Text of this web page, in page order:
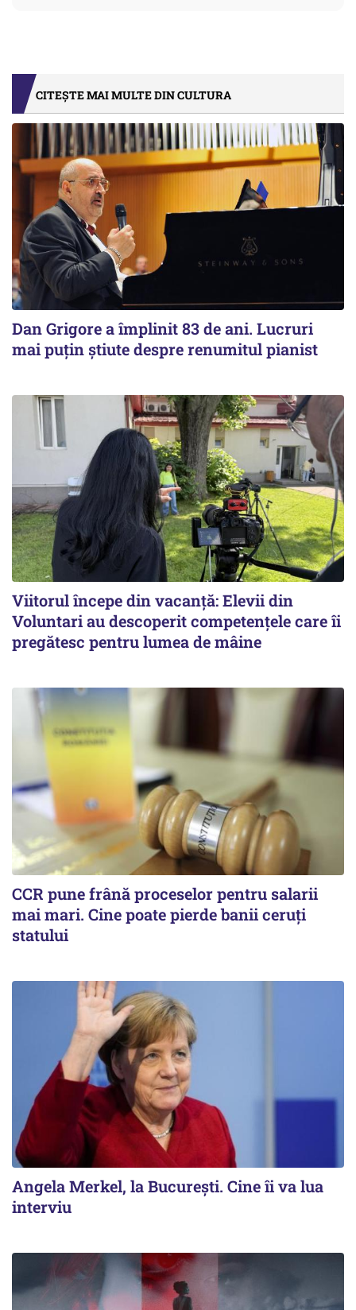
CITEȘTE MAI MULTE DIN CULTURA
Dan Grigore a împlinit 83 de ani. Lucruri
mai puțin știute despre renumitul pianist
Viitorul începe din vacanță: Elevii din
Voluntari au descoperit competențele care îi
pregătesc pentru lumea de mâine
CCR pune frână proceselor pentru salarii
mai mari. Cine poate pierde banii ceruți
statului
Angela Merkel, la București. Cine îi va lua
interviu